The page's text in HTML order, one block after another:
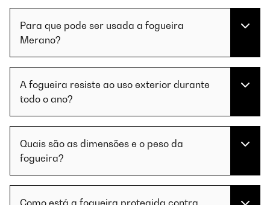
Para que pode ser usada a fogueira
Merano?
A fogueira resiste ao uso exterior durante
todo o ano?
Quais são as dimensões e o peso da
fogueira?
Como está a fogueira protegida contra